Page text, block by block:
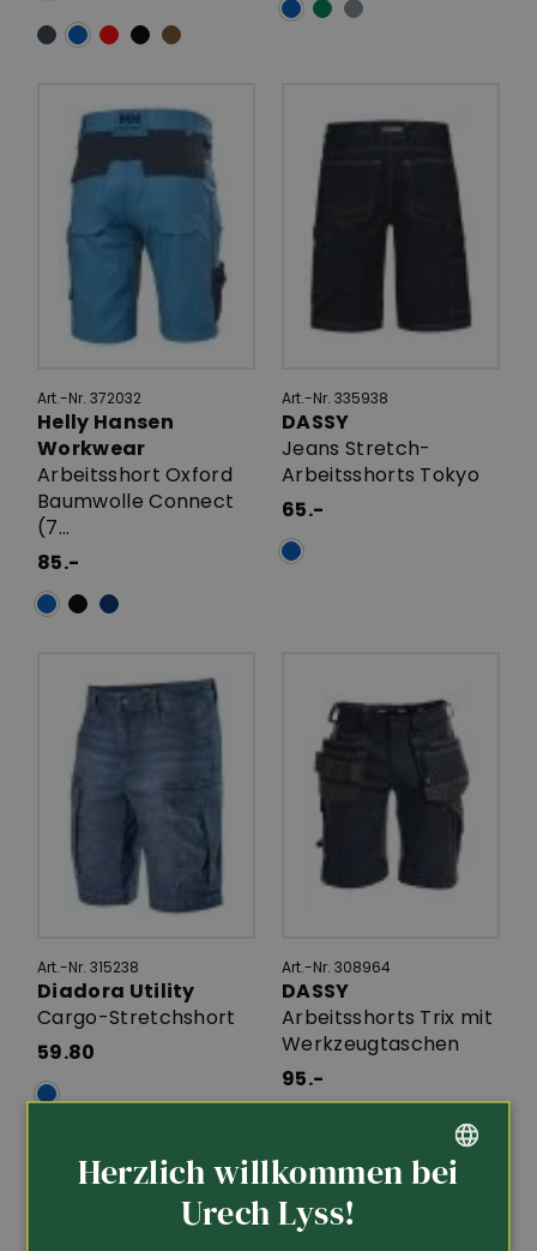
Art.-Nr. 372032
Helly Hansen
Workwear
Arbeitsshort Oxford
Baumwolle Connect
(7...
85.-
Art.-Nr. 335938
DASSY
Jeans Stretch-
Arbeitsshorts Tokyo
65.-
Art.-Nr. 315238
Diadora Utility
Cargo-Stretchshort
59.80
Art.-Nr. 308964
DASSY
Arbeitsshorts Trix mit
Werkzeugtaschen
95.-
Herzlich willkommen bei
Urech Lyss!